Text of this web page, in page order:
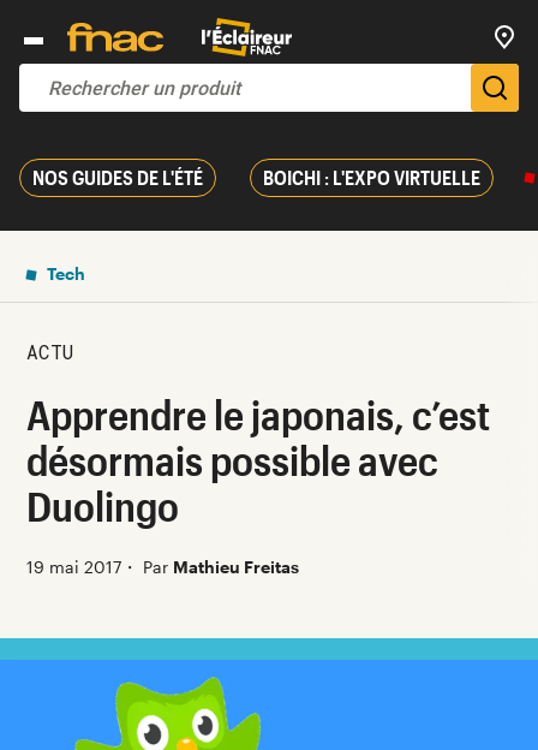
NOS GUIDES DE L'ÉTÉ BOICHI : L'EXPO VIRTUELLE
Tech
ACTU
Apprendre le japonais, c’est
désormais possible avec
Duolingo
19 mai 2017 ・ Par Mathieu Freitas